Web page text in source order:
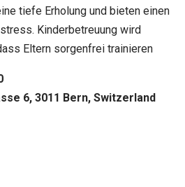
tiefe Erholung und bieten einen
Kinderbetreuung wird
Eltern sorgenfrei trainieren
6, 3011 Bern, Switzerland